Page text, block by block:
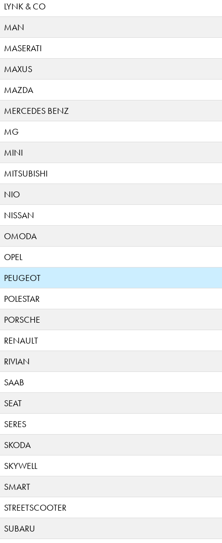
LYNK & CO
MAN
MASERATI
MAXUS
MAZDA
MERCEDES BENZ
MG
MINI
MITSUBISHI
NIO
NISSAN
OMODA
OPEL
PEUGEOT
POLESTAR
PORSCHE
RENAULT
RIVIAN
SAAB
SEAT
SERES
SKODA
SKYWELL
SMART
STREETSCOOTER
SUBARU